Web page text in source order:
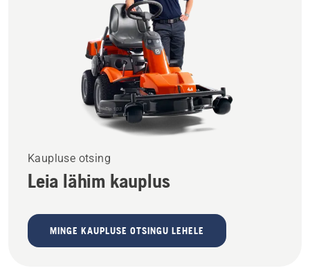
Kaupluse otsing
Leia lähim kauplus
MINGE KAUPLUSE OTSINGU LEHELE